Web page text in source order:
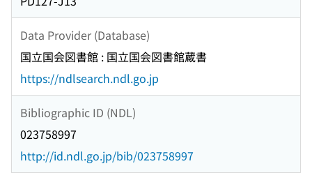
Data Provider (Database)
国立国会図書館 : 国立国会図書館蔵書
https://ndlsearch.ndl.go.jp
Bibliographic ID (NDL)
023758997
http://id.ndl.go.jp/bib/023758997